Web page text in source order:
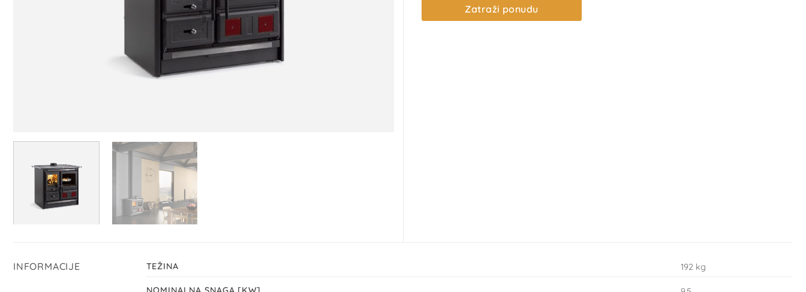
Zatraži ponudu
INFORMACIJE TEŽINA 192 kg